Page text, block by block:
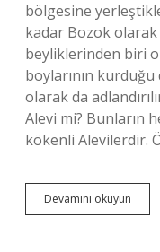
bölgesine
kadar Bozok olarak
beyliklerinden biri
boylarının kurduğu
olarak da
Alevi mi? Bunların
kökenli Alevilerdir.
Devamını okuyun
Boyu